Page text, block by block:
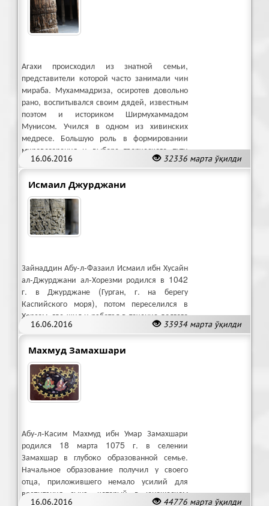
16.06.2016 32336 марта ўқилди
Агахи происходил из знатной семьи,
представители которой часто занимали чин
мираба. Мухаммадриза, осиротев довольно
рано, воспитывался своим дядей, известным
поэтом и историком Ширмухаммадом
Мунисом. Учился в одном из хивинских
медресе. Большую роль в формировании
мировоззрения и выборе творческого пути
Агахи сыграли Мунис и его окружение.
Исмаил Джурджани
16.06.2016 33934 марта ўқилди
Зайнаддин Абу-л-Фазаил Исмаил ибн Хусайн
ал-Джурджани ал-Хорезми родился в 1042
г. в Джурджане (Гурган, г. на берегу
Каспийского моря), потом переселился в
Хорезм, где жил и работал в течение долгого
времени.
Махмуд Замахшари
16.06.2016 44776 марта ўқилди
Абу-л-Касим Махмуд ибн Умар Замахшари
родился 18 марта 1075 г. в селении
Замахшар в глубоко образованной семье.
Начальное образование получил у своего
отца, приложившего немало усилий для
воспитания сына, который в юношеском